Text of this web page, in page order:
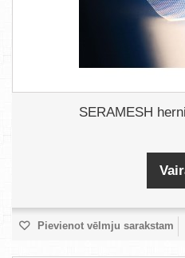
SERAMESH
Pievienot vēlmju sarakstam